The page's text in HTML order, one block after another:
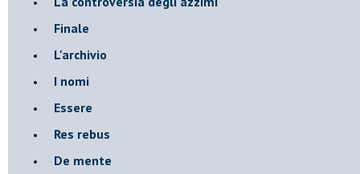
Finale
L'archivio
I nomi
Essere
Res rebus
De mente